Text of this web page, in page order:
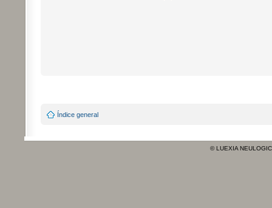
Índice general
© LUEXIA